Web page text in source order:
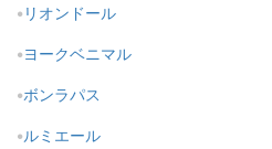
リオンドール
ヨークベニマル
ボンラパス
ルミエール